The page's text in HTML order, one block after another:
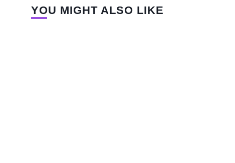
YOU MIGHT ALSO LIKE